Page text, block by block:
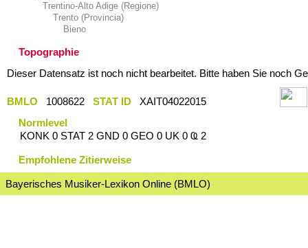
Trentino-Alto Adige (Regione)
Trento (Provincia)
Bieno
Topographie
Dieser Datensatz ist noch nicht bearbeitet. Bitte haben Sie noch
BMLO 1008622 STAT ID
XAIT04022015
Normlevel
KONK 0 STAT 2 GND 0 GEO 0 UK 0 Ҩ 2
Empfohlene Zitierweise
Bayerisches Musiker-Lexikon Online (BMLO)